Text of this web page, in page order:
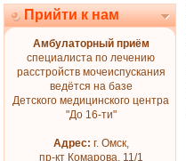
Прийти к нам
Амбулаторный приём
специалиста по лечению
расстройств мочеиспускания
ведётся на базе
Детского медицинского центра
"До 16-ти"
Адрес: г. Омск,
пр-кт Комарова, 11/1